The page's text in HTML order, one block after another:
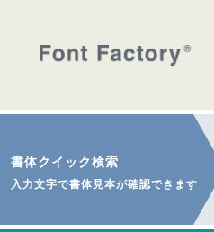
書体クイック検索
入力文字で書体見本が確認できます